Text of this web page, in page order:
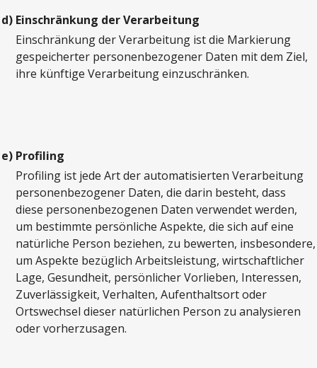
d) Einschränkung der Verarbeitung
Einschränkung der Verarbeitung ist die Markierung
gespeicherter personenbezogener Daten mit dem Ziel,
ihre künftige Verarbeitung einzuschränken.
e) Profiling
Profiling ist jede Art der automatisierten Verarbeitung
personenbezogener Daten, die darin besteht, dass
diese personenbezogenen Daten verwendet werden,
um bestimmte persönliche Aspekte, die sich auf eine
natürliche Person beziehen, zu bewerten, insbesondere,
um Aspekte bezüglich Arbeitsleistung, wirtschaftlicher
Lage, Gesundheit, persönlicher Vorlieben, Interessen,
Zuverlässigkeit, Verhalten, Aufenthaltsort oder
Ortswechsel dieser natürlichen Person zu analysieren
oder vorherzusagen.